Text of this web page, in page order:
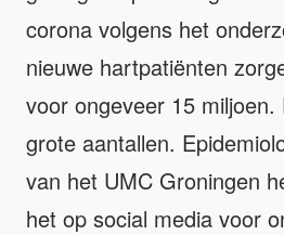
corona volgens het
nieuwe hartpatiënten
voor ongeveer 15
grote aantallen.
van het UMC Groningen
het op social media voor